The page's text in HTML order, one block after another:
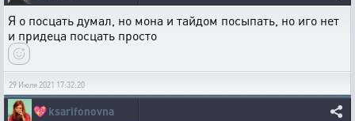
Я о посцать думал, но мона и тайдом посыпать, но иго нет
и придеца посцать просто
29 Июля 2021 17:32:20
💖ksarifonovna